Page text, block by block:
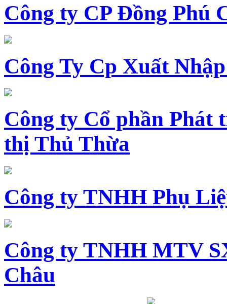
Công ty CP Đồng Phú
Công Ty Cp Xuất
Công ty Cổ phần Phát
thị Thủ Thừa
Công ty TNHH Phụ
Công ty TNHH MTV
Châu